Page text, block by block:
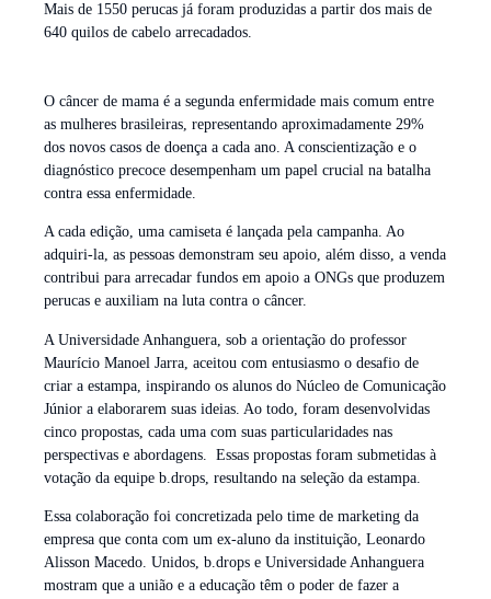
Mais de 1550 perucas já foram produzidas a partir dos mais de
640 quilos de cabelo arrecadados.
O câncer de mama é a segunda enfermidade mais comum entre
as mulheres brasileiras, representando aproximadamente 29%
dos novos casos de doença a cada ano. A conscientização e o
diagnóstico precoce desempenham um papel crucial na batalha
contra essa enfermidade.
A cada edição, uma camiseta é lançada pela campanha. Ao
adquiri-la, as pessoas demonstram seu apoio, além disso, a venda
contribui para arrecadar fundos em apoio a ONGs que produzem
perucas e auxiliam na luta contra o câncer.
A Universidade Anhanguera, sob a orientação do professor
Maurício Manoel Jarra, aceitou com entusiasmo o desafio de
criar a estampa, inspirando os alunos do Núcleo de Comunicação
Júnior a elaborarem suas ideias. Ao todo, foram desenvolvidas
cinco propostas, cada uma com suas particularidades nas
perspectivas e abordagens. Essas propostas foram submetidas à
votação da equipe b.drops, resultando na seleção da estampa.
Essa colaboração foi concretizada pelo time de marketing da
empresa que conta com um ex-aluno da instituição, Leonardo
Alisson Macedo. Unidos, b.drops e Universidade Anhanguera
mostram que a união e a educação têm o poder de fazer a